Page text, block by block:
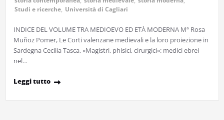
Studi e ricerche, Università di Cagliari
INDICE DEL VOLUME TRA MEDIOEVO ED ETÀ MODERNA Mª Rosa
Muñoz Pomer, Le Corti valenzane medievali e la loro proiezione in
Sardegna Cecilia Tasca, «Magistri, phisici, cirurgici»: medici ebrei
nel…
Leggi tutto